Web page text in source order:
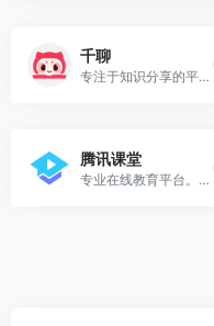
千聊
专注于知识分享的平台。通过直播找到各个领域的专家。
腾讯课堂
专业在线教育平台。支持录播、在线直播等多种形式。